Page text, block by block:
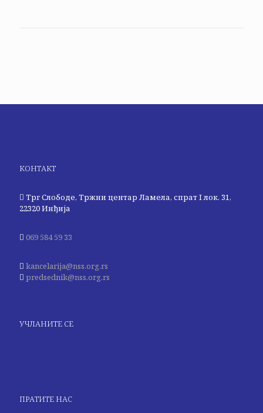
КОНТАКТ
Трг Слободе, Тржни центар Ламела, спрат I лок. 31,
22320 Инђија
069 584 59 33
kancelarija@nss.org.rs
predsednik@nss.org.rs
УЧЛАНИТЕ СЕ
ПРАТИТЕ НАС